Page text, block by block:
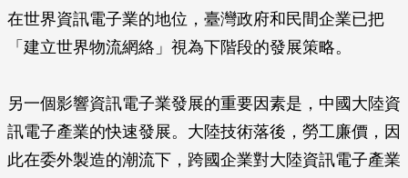
在世界資訊電子業的地位，臺灣政府和民間企業已把
「建立世界物流網絡」視為下階段的發展策略。
另一個影響資訊電子業發展的重要因素是，中國大陸資
訊電子產業的快速發展。大陸技術落後，勞工廉價，因
此在委外製造的潮流下，跨國企業對大陸資訊電子產業